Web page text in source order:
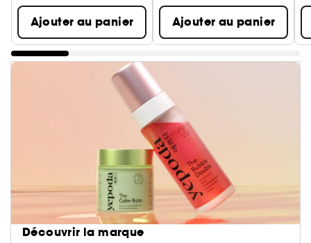
Ajouter au panier Ajouter au panier
Découvrir la marque